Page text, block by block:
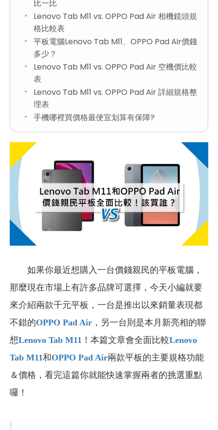
比一比
Lenovo Tab M11 vs. OPPO Pad Air 相機鏡頭規
格比較表
平板電腦Lenovo Tab M11、OPPO Pad Air價錢
多少？
Lenovo Tab M11 vs. OPPO Pad Air 空機價比較
表
Lenovo Tab M11 vs. OPPO Pad Air 詳細規格整
理表
手機哪裡買價格最便宜划算有保障?
如果你最近想購入一台價錢親民的平板電腦，
那麼現在市場上有許多品牌可選擇，今天小編就要
來介紹兩款千元平板，一台是推出以來銷量表現都
不錯的OPPO Pad Air ，另一台則是本月新亮相的聯
想Lenovo Tab M11 ！本篇文章會全面比較Lenovo
Tab M11和OPPO Pad Air兩款平板的主要規格功能
＆價格，看完這篇你就能快速掌握兩者的挑選重點
囉！